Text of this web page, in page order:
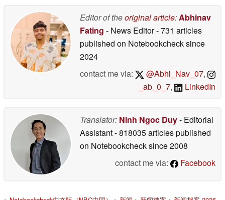
Editor of theoriginal article:Abhinav
Fating - News Editor- 731 articles
published on Notebookchecksince
2024
contact me via:
@Abhi_Nav_07,
_ab_0_7, LinkedIn
Translator: Ninh Ngoc Duy- Editorial
Assistant- 818035 articles published
on Notebookchecksince 2008
contact me via:
Facebook